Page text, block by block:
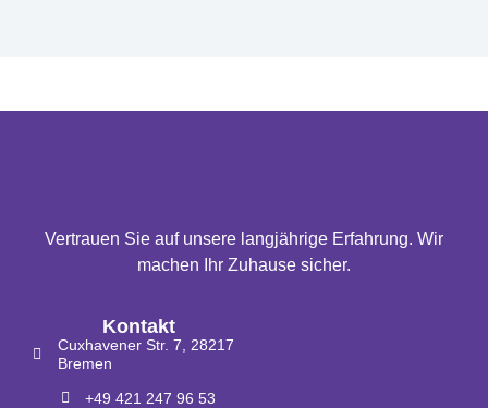
Vertrauen Sie auf unsere langjährige Erfahrung. Wir
machen Ihr Zuhause sicher.
Kontakt
Cuxhavener Str. 7, 28217
Bremen
+49 421 247 96 53